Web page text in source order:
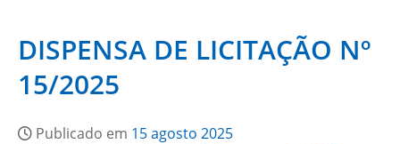
DISPENSA DE LICITAÇÃO Nº
15/2025
Publicado em 15 agosto 2025